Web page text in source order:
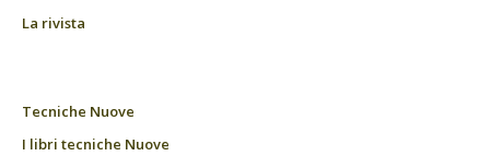
La rivista
Tecniche Nuove
I libri tecniche Nuove